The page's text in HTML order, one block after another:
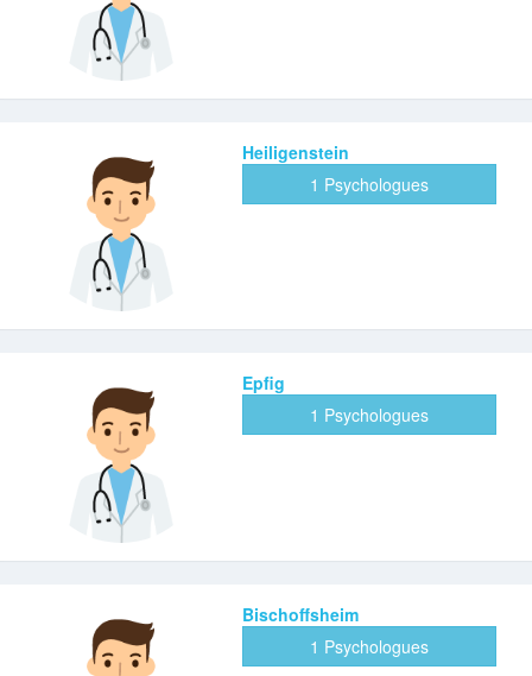
Heiligenstein
1 Psychologues
Epfig
1 Psychologues
Bischoffsheim
1 Psychologues